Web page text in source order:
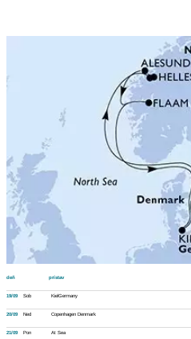
deň prístav
19/09 Sob KielGermany
20/09 Ned Copenhagen Denmark
21/09 Pon At Sea